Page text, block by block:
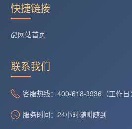
快捷链接
网站首页
联系我们
客服热线：400-618-3936（工作日
服务时间：24小时随叫随到